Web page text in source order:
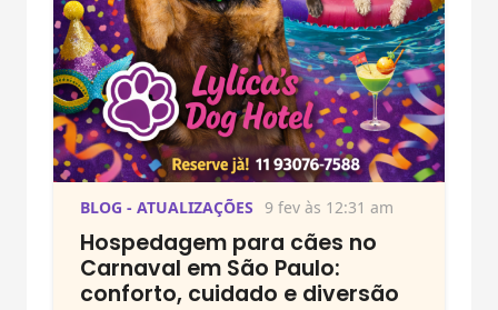
BLOG - ATUALIZAÇÕES 9 fev às 12:31 am
Hospedagem para cães no
Carnaval em São Paulo:
conforto, cuidado e diversão